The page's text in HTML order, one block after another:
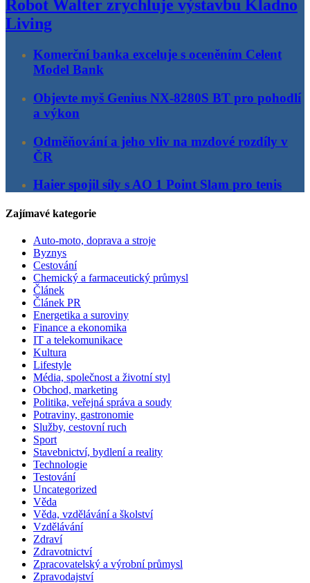
Robot Walter zrychluje výstavbu Kladno
Living
Komerční banka exceluje s oceněním Celent
Model Bank
Objevte myš Genius NX-8280S BT pro pohodlí
a výkon
Odměňování a jeho vliv na mzdové rozdíly v
ČR
Haier spojil síly s AO 1 Point Slam pro tenis
Zajímavé kategorie
Auto-moto, doprava a stroje
Byznys
Cestování
Chemický a farmaceutický průmysl
Článek
Článek PR
Energetika a suroviny
Finance a ekonomika
IT a telekomunikace
Kultura
Lifestyle
Média, společnost a životní styl
Obchod, marketing
Politika, veřejná správa a soudy
Potraviny, gastronomie
Služby, cestovní ruch
Sport
Stavebnictví, bydlení a reality
Technologie
Testování
Uncategorized
Věda
Věda, vzdělávání a školství
Vzdělávání
Zdraví
Zdravotnictví
Zpracovatelský a výrobní průmysl
Zpravodajství